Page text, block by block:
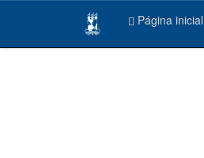
Página inicial